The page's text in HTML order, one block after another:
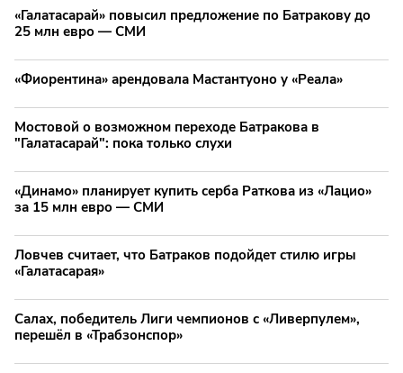
«Галатасарай» повысил предложение по Батракову до
25 млн евро — СМИ
«Фиорентина» арендовала Мастантуоно у «Реала»
Мостовой о возможном переходе Батракова в
"Галатасарай": пока только слухи
«Динамо» планирует купить серба Раткова из «Лацио»
за 15 млн евро — СМИ
Ловчев считает, что Батраков подойдет стилю игры
«Галатасарая»
Салах, победитель Лиги чемпионов с «Ливерпулем»,
перешёл в «Трабзонспор»